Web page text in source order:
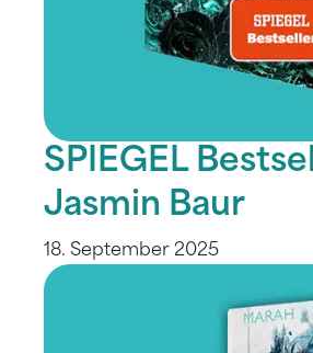
SPIEGEL
Jasmin Baur
18. September 2025